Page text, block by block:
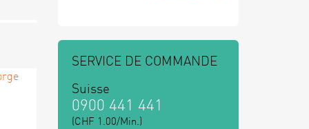
SERVICE DE COMMANDE
Suisse
0900 441 441
(CHF 1.00/Min.)